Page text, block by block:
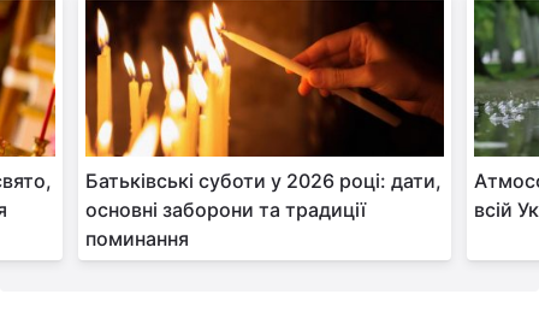
Батьківські суботи у 2026 році: дати,
основні заборони та традиції
поминання
всій